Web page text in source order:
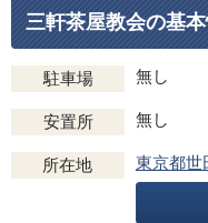
三軒茶屋教会の基
駐車場 無し
安置所 無し
所在地 東京都世